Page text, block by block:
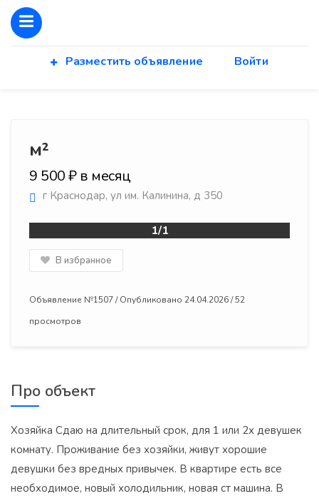
Разместить объявление Войти
м²
9 500 ₽ в месяц
г Краснодар, ул им. Калинина, д 350
1/1
В избранное
Объявление №1507 / Опубликовано 24.04.2026 / 52
просмотров
Про объект
Хозяйка Сдаю на длительный срок, для 1 или 2х девушек
комнату. Проживание без хозяйки, живут хорошие
девушки без вредных привычек. В квартире есть все
необходимое, новый холодильник, новая ст машина. В